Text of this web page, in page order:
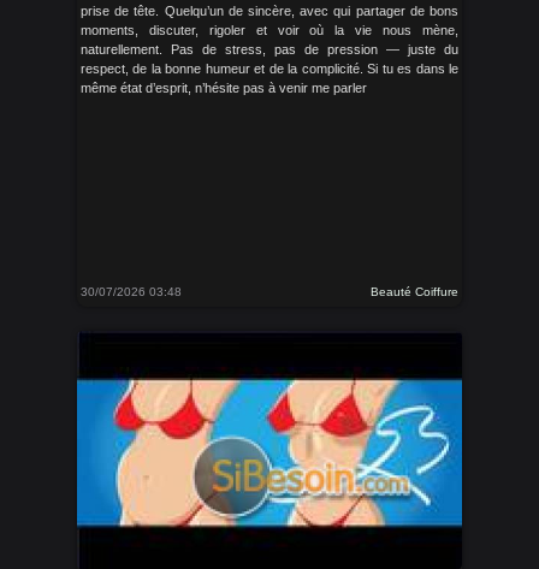
prise de tête. Quelqu’un de sincère, avec qui partager de bons
moments, discuter, rigoler et voir où la vie nous mène,
naturellement. Pas de stress, pas de pression — juste du
respect, de la bonne humeur et de la complicité. Si tu es dans le
même état d’esprit, n’hésite pas à venir me parler
30/07/2026 03:48 Beauté Coiffure